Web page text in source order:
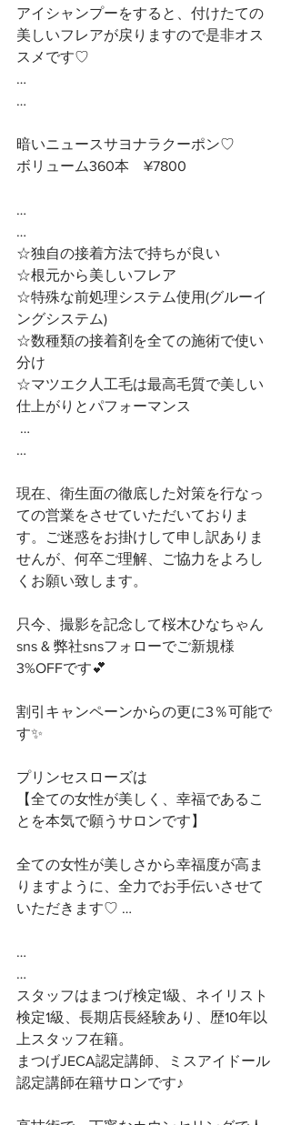
アイシャンプーをすると、付けたての
美しいフレアが戻りますので是非オス
スメです♡
…
…
暗いニュースサヨナラクーポン♡
ボリューム360本　¥7800
…
…
☆独自の接着方法で持ちが良い
☆根元から美しいフレア
☆特殊な前処理システム使用(グルーイ
ングシステム)
☆数種類の接着剤を全ての施術で使い
分け
☆マツエク人工毛は最高毛質で美しい
仕上がりとパフォーマンス
…
…
現在、衛生面の徹底した対策を行なっ
ての営業をさせていただいておりま
す。ご迷惑をお掛けして申し訳ありま
せんが、何卒ご理解、ご協力をよろし
くお願い致します。
只今、撮影を記念して桜木ひなちゃん
sns & 弊社snsフォローでご新規様
3%OFFです💕
割引キャンペーンからの更に3％可能で
す✨
プリンセスローズは
【全ての女性が美しく、幸福であるこ
とを本気で願うサロンです】
全ての女性が美しさから幸福度が高ま
りますように、全力でお手伝いさせて
いただきます♡ …
…
…
スタッフはまつげ検定1級、ネイリスト
検定1級、長期店長経験あり、歴10年以
上スタッフ在籍。
まつげJECA認定講師、ミスアイドール
認定講師在籍サロンです♪